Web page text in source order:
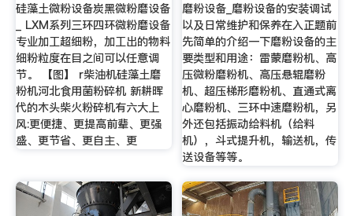
硅藻土微粉设备炭黑微粉磨设备
_ LXM系列三环四环微粉磨设备
专业加工超细粉，加工出的物料
细粉粒度在目之间可以任意调
节。 【图】 r柴油机硅藻土磨
粉机河北食用菌粉碎机 新耕晖
代的木头柴火粉碎机有六大上
风:更便捷、更提高前辈、更强
盛、更节省、更自主、更
磨粉设备_磨粉设备的安装调试
以及日常维护和保养在入正题前
先简单的介绍一下磨粉设备的主
要类型和用途：雷蒙磨粉机、高
压微粉磨粉机、高压悬辊磨粉
机、超压梯形磨粉机、直通式离
心磨粉机、三环中速磨粉机，另
外还包括振动给料机（给料
机），斗式提升机，输送机，传
送设备等等。